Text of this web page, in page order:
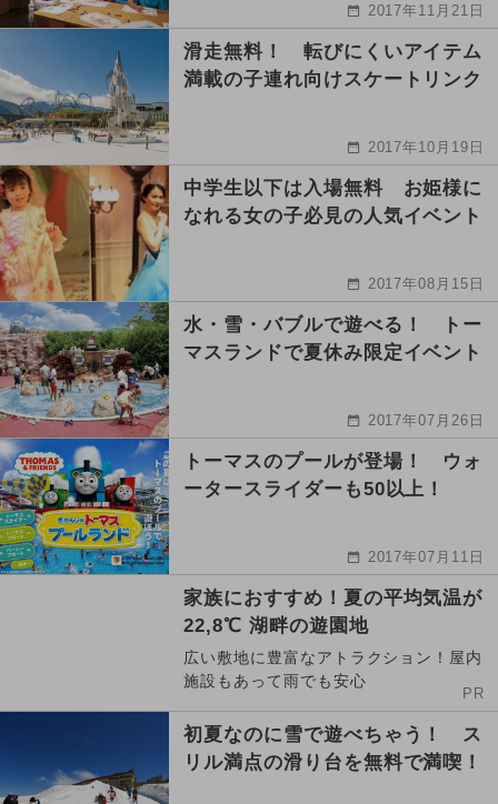
2017年11月21日
滑走無料！ 転びにくいアイテム
満載の子連れ向けスケートリンク
2017年10月19日
中学生以下は入場無料 お姫様に
なれる女の子必見の人気イベント
2017年08月15日
水・雪・バブルで遊べる！ トー
マスランドで夏休み限定イベント
2017年07月26日
トーマスのプールが登場！ ウォ
ータースライダーも50以上！
2017年07月11日
家族におすすめ！夏の平均気温が
22,8℃ 湖畔の遊園地
広い敷地に豊富なアトラクション！屋内
施設もあって雨でも安心
PR
初夏なのに雪で遊べちゃう！ ス
リル満点の滑り台を無料で満喫！